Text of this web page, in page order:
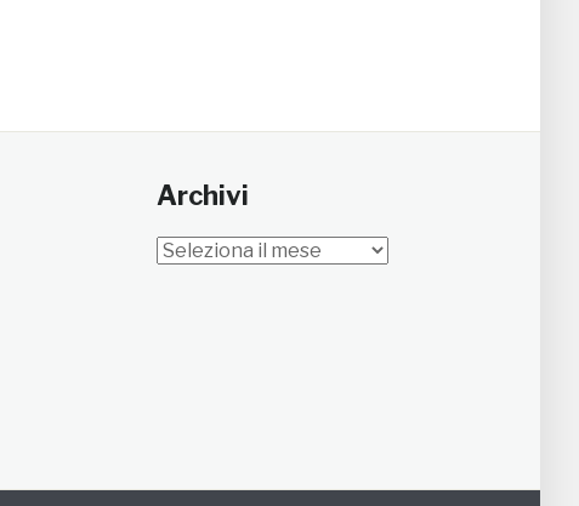
Archivi
Archivi